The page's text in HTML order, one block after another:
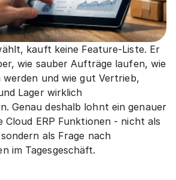
kauft keine Feature-Liste. Er
wie sauber Aufträge laufen, wie
werden und wie gut Vertrieb,
Lager wirklich
Genau deshalb lohnt ein genauer
Cloud ERP Funktionen - nicht als
als Frage nach
im Tagesgeschäft.